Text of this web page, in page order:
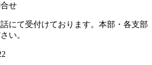
せ
にて受付けております。本部・各支部
い。